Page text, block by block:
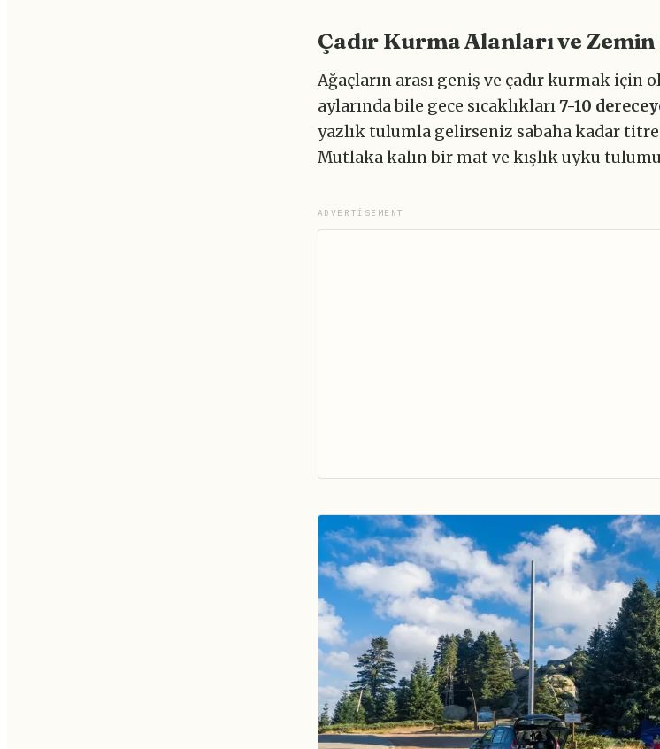
Çadır Kurma Alanları ve
Ağaçların arası geniş ve çadır kurmak için
aylarında bile gece sıcaklıkları7-10
yazlık tulumla gelirseniz sabaha kadar
Mutlaka kalın bir mat ve kışlık uyku
ADVERTISEMENT